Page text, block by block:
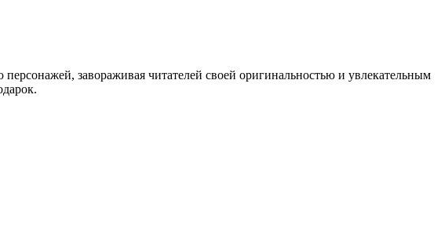
завораживая читателей своей оригинальностью и увлекательным